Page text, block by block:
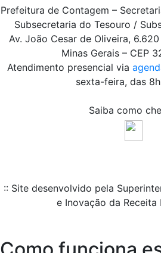
Prefeitura de Contagem –
Subsecretaria do Tesouro /
Av. João Cesar de Oliveira,
Minas Gerais – CEP
Atendimento presencial via
sexta-feira, das
Saiba como
:: Site desenvolvido pela
e Inovação da Receita